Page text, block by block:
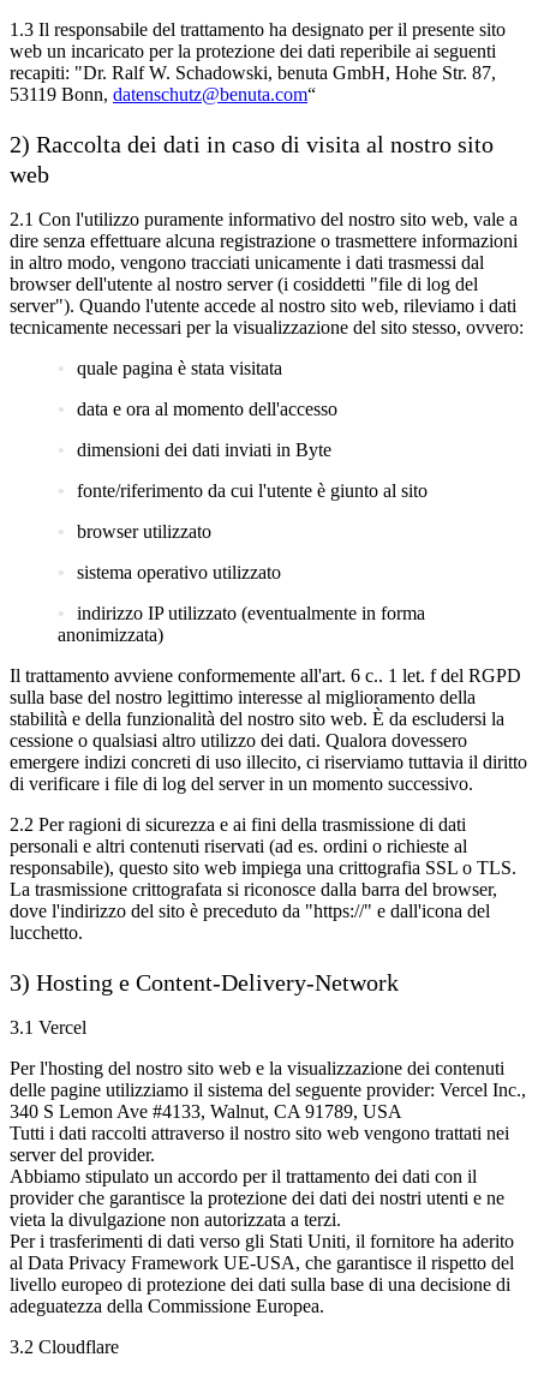
1.3 Il responsabile del trattamento ha designato per il presente sito
web un incaricato per la protezione dei dati reperibile ai seguenti
recapiti: "Dr. Ralf W. Schadowski, benuta GmbH, Hohe Str. 87,
53119 Bonn, datenschutz@benuta.com“
2) Raccolta dei dati in caso di visita al nostro sito
web
2.1 Con l'utilizzo puramente informativo del nostro sito web, vale a
dire senza effettuare alcuna registrazione o trasmettere informazioni
in altro modo, vengono tracciati unicamente i dati trasmessi dal
browser dell'utente al nostro server (i cosiddetti "file di log del
server"). Quando l'utente accede al nostro sito web, rileviamo i dati
tecnicamente necessari per la visualizzazione del sito stesso, ovvero:
quale pagina è stata visitata
data e ora al momento dell'accesso
dimensioni dei dati inviati in Byte
fonte/riferimento da cui l'utente è giunto al sito
browser utilizzato
sistema operativo utilizzato
indirizzo IP utilizzato (eventualmente in forma
anonimizzata)
Il trattamento avviene conformemente all'art. 6 c.. 1 let. f del RGPD
sulla base del nostro legittimo interesse al miglioramento della
stabilità e della funzionalità del nostro sito web. È da escludersi la
cessione o qualsiasi altro utilizzo dei dati. Qualora dovessero
emergere indizi concreti di uso illecito, ci riserviamo tuttavia il diritto
di verificare i file di log del server in un momento successivo.
2.2 Per ragioni di sicurezza e ai fini della trasmissione di dati
personali e altri contenuti riservati (ad es. ordini o richieste al
responsabile), questo sito web impiega una crittografia SSL o TLS.
La trasmissione crittografata si riconosce dalla barra del browser,
dove l'indirizzo del sito è preceduto da "https://" e dall'icona del
lucchetto.
3) Hosting e Content-Delivery-Network
3.1 Vercel
Per l'hosting del nostro sito web e la visualizzazione dei contenuti
delle pagine utilizziamo il sistema del seguente provider: Vercel Inc.,
340 S Lemon Ave #4133, Walnut, CA 91789, USA
Tutti i dati raccolti attraverso il nostro sito web vengono trattati nei
server del provider.
Abbiamo stipulato un accordo per il trattamento dei dati con il
provider che garantisce la protezione dei dati dei nostri utenti e ne
vieta la divulgazione non autorizzata a terzi.
Per i trasferimenti di dati verso gli Stati Uniti, il fornitore ha aderito
al Data Privacy Framework UE-USA, che garantisce il rispetto del
livello europeo di protezione dei dati sulla base di una decisione di
adeguatezza della Commissione Europea.
3.2 Cloudflare